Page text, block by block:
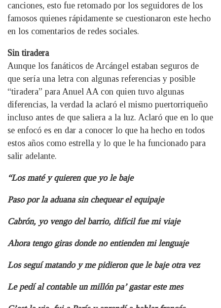
canciones, esto fue retomado por los seguidores de los
famosos quienes rápidamente se cuestionaron este hecho
en los comentarios de redes sociales.
Sin tiradera
Aunque los fanáticos de Arcángel estaban seguros de
que sería una letra con algunas referencias y posible
“tiradera” para Anuel AA con quien tuvo algunas
diferencias, la verdad la aclaró el mismo puertorriqueño
incluso antes de que saliera a la luz. Aclaró que en lo que
se enfocó es en dar a conocer lo que ha hecho en todos
estos años como estrella y lo que le ha funcionado para
salir adelante.
“Los maté y quieren que yo le baje
Paso por la aduana sin chequear el equipaje
Cabrón, yo vengo del barrio, difícil fue mi viaje
Ahora tengo giras donde no entienden mi lenguaje
Los seguí matando y me pidieron que le baje otra vez
Le pedí al contable un millón pa’ gastar este mes